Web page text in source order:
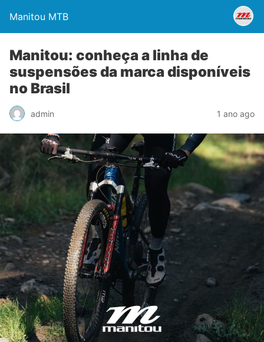
Manitou MTB
Manitou: conheça a linha de
suspensões da marca disponíveis
no Brasil
admin 1 ano ago